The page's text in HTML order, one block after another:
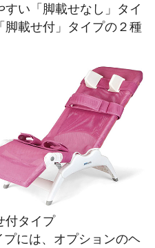
すい「脚載せなし」タイ
脚載せ付」タイプの２種
付タイプ
には、オプションのヘ